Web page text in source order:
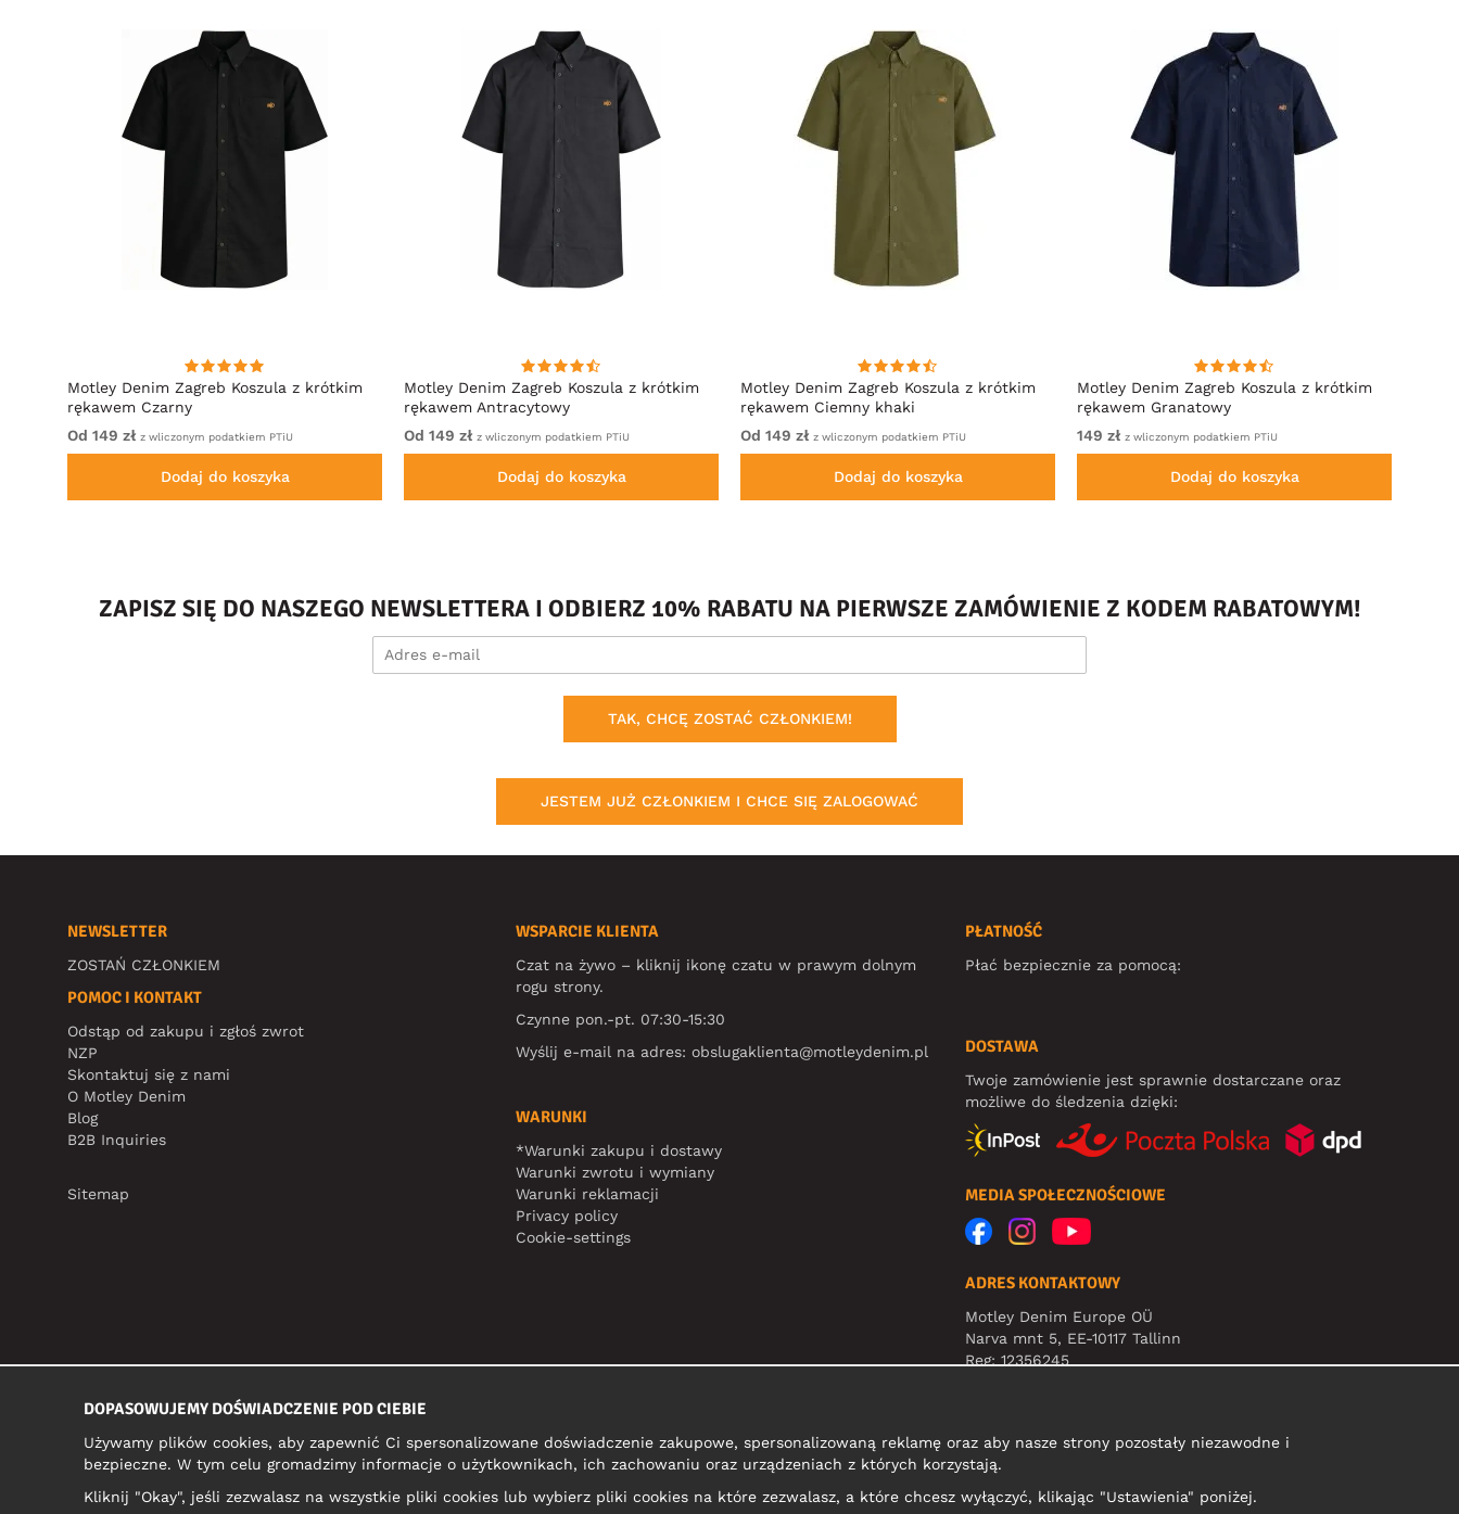
Motley Denim Zagreb Koszula z krótkim
rękawem Czarny
Od 149 zł z wliczonym podatkiem PTiU
Dodaj do koszyka
Motley Denim Zagreb Koszula z krótkim
rękawem Antracytowy
Od 149 zł z wliczonym podatkiem PTiU
Dodaj do koszyka
Motley Denim Zagreb Koszula z krótkim
rękawem Ciemny khaki
Od 149 zł z wliczonym podatkiem PTiU
Dodaj do koszyka
Motley Denim Zagreb Koszula z krótkim
rękawem Granatowy
149 zł z wliczonym podatkiem PTiU
Dodaj do koszyka
ZAPISZ SIĘ DO NASZEGO NEWSLETTERA I ODBIERZ 10% RABATU NA PIERWSZE ZAMÓWIENIE Z KODEM RABATOWYM!
TAK, CHCĘ ZOSTAĆ CZŁONKIEM!
JESTEM JUŻ CZŁONKIEM I CHCE SIĘ ZALOGOWAĆ
NEWSLETTER
ZOSTAŃ CZŁONKIEM
POMOC I KONTAKT
Odstąp od zakupu i zgłoś zwrot
NZP
Skontaktuj się z nami
O Motley Denim
Blog
B2B Inquiries
Sitemap
WSPARCIE KLIENTA
Czat na żywo – kliknij ikonę czatu w prawym dolnym
rogu strony.
Czynne pon.-pt. 07:30-15:30
Wyślij e-mail na adres:obslugaklienta@motleydenim.pl
WARUNKI
*Warunki zakupu i dostawy
Warunki zwrotu i wymiany
Warunki reklamacji
Privacy policy
Cookie-settings
PŁATNOŚĆ
Płać bezpiecznie za pomocą:
DOSTAWA
Twoje zamówienie jest sprawnie dostarczane oraz
możliwe do śledzenia dzięki:
MEDIA SPOŁECZNOŚCIOWE
ADRES KONTAKTOWY
Motley Denim Europe OÜ
Narva mnt 5, EE-10117 Tallinn
Reg: 12356245
DOPASOWUJEMY DOŚWIADCZENIE POD CIEBIE
Używamy plików cookies, aby zapewnić Ci spersonalizowane doświadczenie zakupowe, spersonalizowaną reklamę oraz aby nasze strony pozostały niezawodne i
bezpieczne. W tym celu gromadzimy informacje o użytkownikach, ich zachowaniu oraz urządzeniach z których korzystają.
Kliknij "Okay", jeśli zezwalasz na wszystkie pliki cookies lub wybierz pliki cookies na które zezwalasz, a które chcesz wyłączyć, klikając "Ustawienia" poniżej.